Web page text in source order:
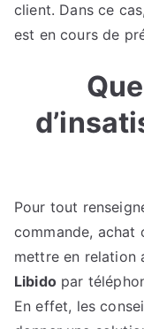
client. Dans ce
est en cours de
Pour tout
commande, achat
mettre en relation
Libidopar
En effet, les